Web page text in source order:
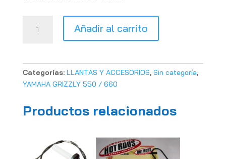
DELANTEROS
cantidad
Añadir al carrito
Categorías: LLANTAS Y ACCESORIOS, Sin categoría,
YAMAHA GRIZZLY 550 / 660
Productos relacionados